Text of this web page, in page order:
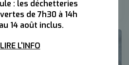
: les déchetteries
de 7h30 à 14h
14 août inclus.
LIRE L'INFO